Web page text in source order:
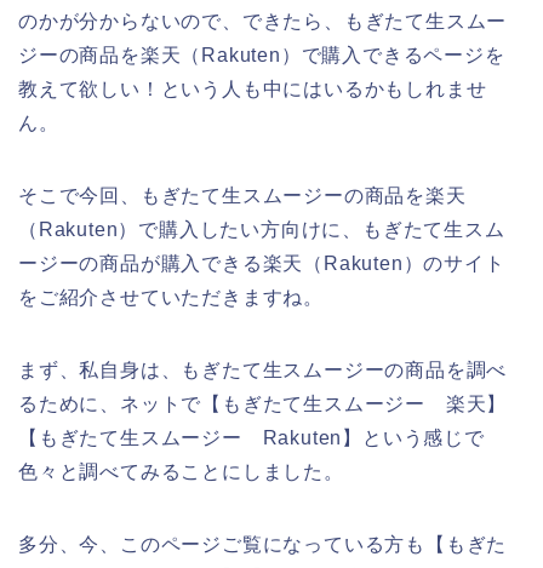
のかが分からないので、できたら、もぎたて生スムー
ジーの商品を楽天（Rakuten）で購入できるページを
教えて欲しい！という人も中にはいるかもしれませ
ん。
そこで今回、もぎたて生スムージーの商品を楽天
（Rakuten）で購入したい方向けに、もぎたて生スム
ージーの商品が購入できる楽天（Rakuten）のサイト
をご紹介させていただきますね。
まず、私自身は、もぎたて生スムージーの商品を調べ
るために、ネットで【もぎたて生スムージー 楽天】
【もぎたて生スムージー Rakuten】という感じで
色々と調べてみることにしました。
多分、今、このページご覧になっている方も【もぎた